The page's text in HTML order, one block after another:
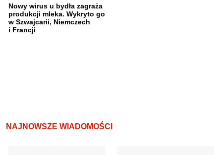
Nowy wirus u bydła zagraża
produkcji mleka. Wykryto go
w Szwajcarii, Niemczech
i Francji
NAJNOWSZE WIADOMOŚCI